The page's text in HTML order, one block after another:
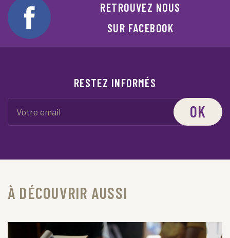
RETROUVEZ NOUS
SUR FACEBOOK
RESTEZ INFORMÉS
OK
À DÉCOUVRIR AUSSI